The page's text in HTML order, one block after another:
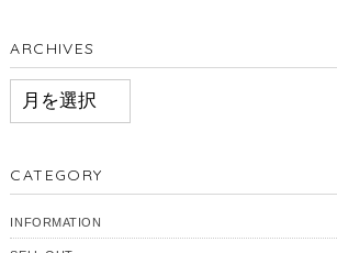
ARCHIVES
ARCHIVES
CATEGORY
INFORMATION